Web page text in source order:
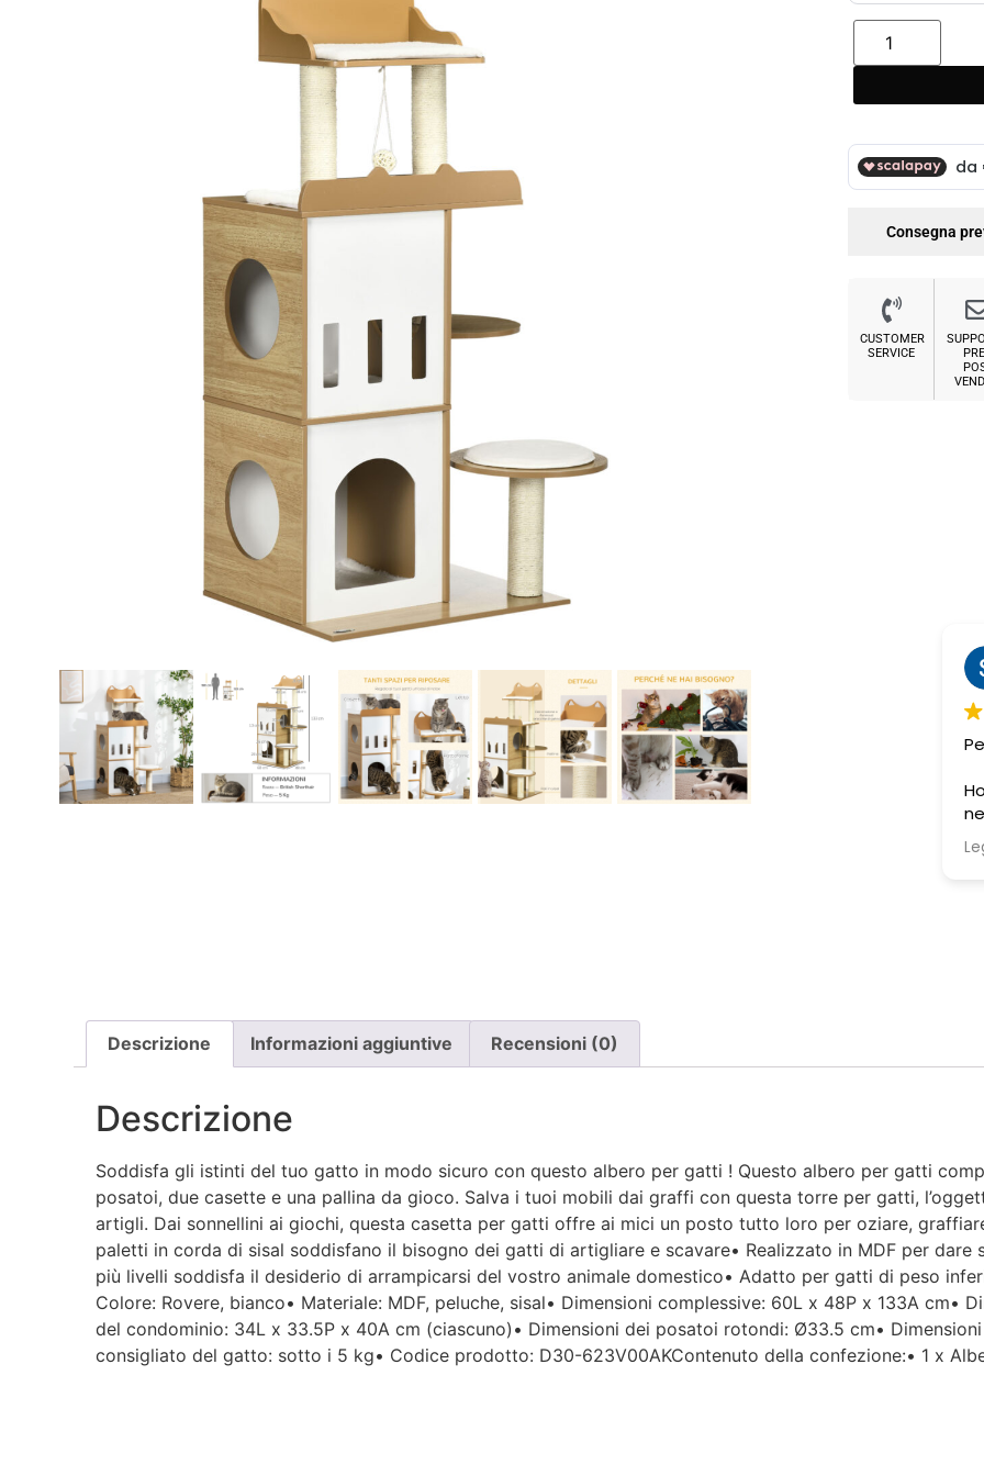
Consegna
CUSTOMER
SERVICE
2 settimane fa
Pessima esperienza.
Ho acquistato due poltrone, ma
stato comunicato che erano in
corriere. Da allora nessun
Per un'azienda che vende
esclusivamente online, mi
aspettavo un servizio clienti molto
più efficiente. L'assistenza è
disponibile solo in fasce orarie
molto limitate e, nel mio caso, la
gestione del post-vendita è stata
lenta e poco rassicurante.
Descrizione Informazioni aggiuntive Recensioni (0)
Descrizione
Soddisfa gli istinti del tuo gatto in modo sicuro con questo albero per gatti ! Questo albero per gatti
posatoi, due casette e una pallina da gioco. Salva i tuoi mobili dai graffi con questa torre per gatti,
artigli. Dai sonnellini ai giochi, questa casetta per gatti offre ai mici un posto tutto loro per oziare,
paletti in corda di sisal soddisfano il bisogno dei gatti di artigliare e scavare• Realizzato in MDF per dare
più livelli soddisfa il desiderio di arrampicarsi del vostro animale domestico• Adatto per gatti di peso
Colore: Rovere, bianco• Materiale: MDF, peluche, sisal• Dimensioni complessive: 60L x 48P x 133A cm•
del condominio: 34L x 33.5P x 40A cm (ciascuno)• Dimensioni dei posatoi rotondi: Ø33.5 cm•
consigliato del gatto: sotto i 5 kg• Codice prodotto: D30-623V00AKContenuto della confezione:• 1 x